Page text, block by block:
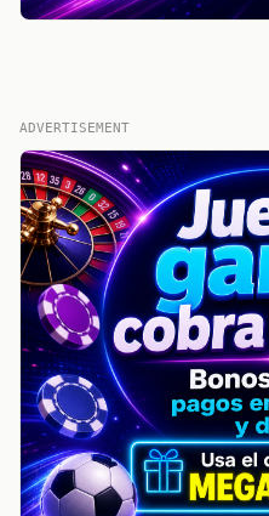
ADVERTISEMENT